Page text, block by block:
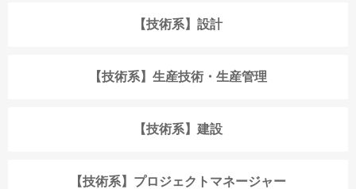
【技術系】設計
【技術系】生産技術・生産管理
【技術系】建設
【技術系】プロジェクトマネージャー